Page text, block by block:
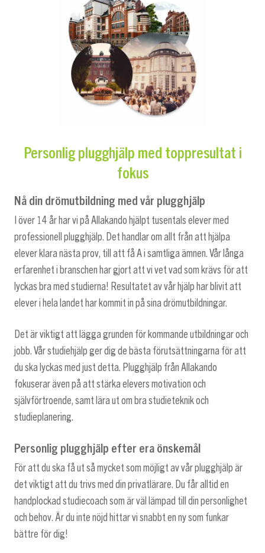
Personlig plugghjälp med toppresultat i
fokus
Nå din drömutbildning med vår plugghjälp
I över 14 år har vi på Allakando hjälpt tusentals elever med
professionell plugghjälp. Det handlar om allt från att hjälpa
elever klara nästa prov, till att få A i samtliga ämnen. Vår långa
erfarenhet i branschen har gjort att vi vet vad som krävs för att
lyckas bra med studierna! Resultatet av vår hjälp har blivit att
elever i hela landet har kommit in på sina drömutbildningar.
Det är viktigt att lägga grunden för kommande utbildningar och
jobb. Vår studiehjälp ger dig de bästa förutsättningarna för att
du ska lyckas med just detta. Plugghjälp från Allakando
fokuserar även på att stärka elevers motivation och
självförtroende, samt lära ut om bra studieteknik och
studieplanering.
Personlig plugghjälp efter era önskemål
För att du ska få ut så mycket som möjligt av vår plugghjälp är
det viktigt att du trivs med din privatlärare. Du får alltid en
handplockad studiecoach som är väl lämpad till din personlighet
och behov. Är du inte nöjd hittar vi snabbt en ny som funkar
bättre för dig!